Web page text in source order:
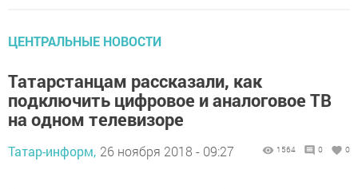
ЦЕНТРАЛЬНЫЕ НОВОСТИ
Татарстанцам рассказали, как
подключить цифровое и аналоговое ТВ
на одном телевизоре
Татар-информ, 26 ноября 2018 - 09:27 1564 0 0